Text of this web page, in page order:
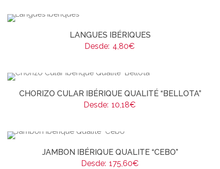
LANGUES IBÉRIQUES
Desde: 4,80€
CHORIZO CULAR IBÉRIQUE QUALITÉ “BELLOTA”
Desde: 10,18€
JAMBON IBÉRIQUE QUALITE “CEBO”
Desde: 175,60€